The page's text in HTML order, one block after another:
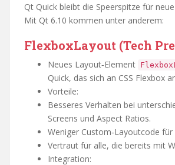
Qt Quick bleibt die Speerspitze für
Mit Qt 6.10 kommen unter anderem:
FlexboxLayout (Tech
Neues Layout‑Element
Quick, das sich an CSS Flexbox
Vorteile:
Besseres Verhalten bei
Screens und Aspect Ratios.
Weniger Custom‑Layoutcode für
Vertraut für alle, die bereits mit
Integration: